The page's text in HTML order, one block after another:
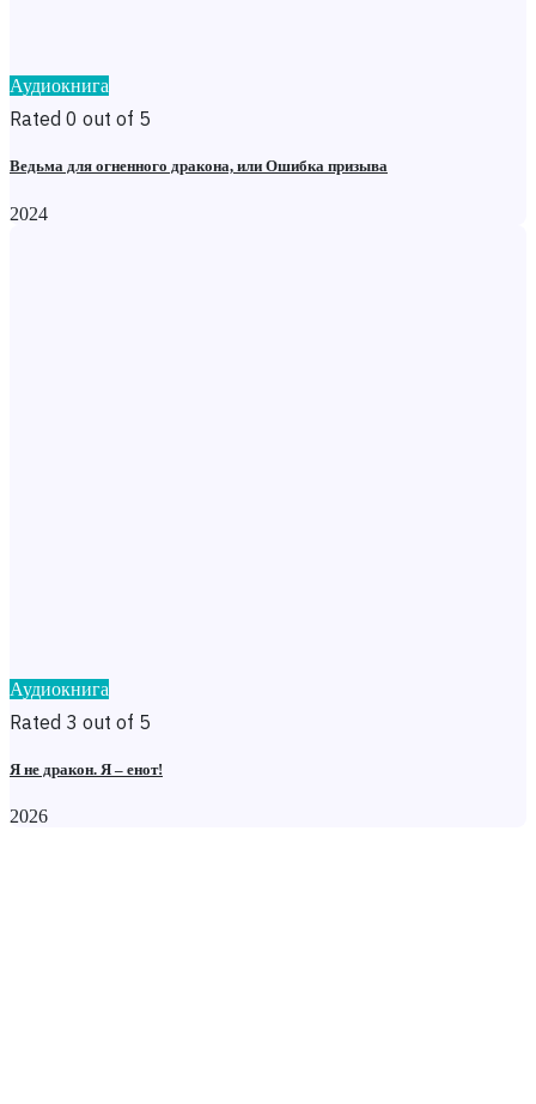
Аудиокнига
Rated 0 out of 5
Ведьма для огненного дракона, или Ошибка призыва
2024
Аудиокнига
Rated 3 out of 5
Я не дракон. Я – енот!
2026